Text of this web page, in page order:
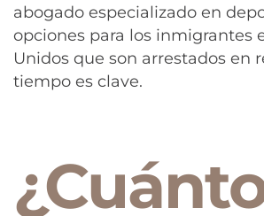
abogado especializado en
opciones para los inmigrantes
Unidos que son arrestados en
tiempo es clave.